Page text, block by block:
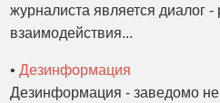
журналиста является диалог
взаимодействия...
•Дезинформация
Дезинформация - заведомо